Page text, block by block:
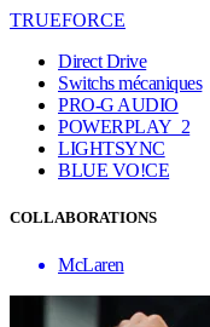
TRUEFORCE
Direct Drive
Switchs mécaniques
PRO-G AUDIO
POWERPLAY 2
LIGHTSYNC
BLUE VO!CE
COLLABORATIONS
McLaren